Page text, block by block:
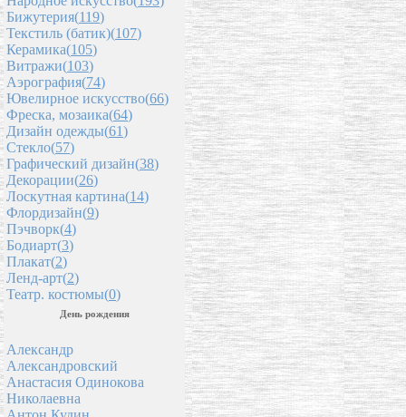
Бижутерия(119)
Текстиль (батик)(107)
Керамика(105)
Витражи(103)
Аэрография(74)
Ювелирное искусство(66)
Фреска, мозаика(64)
Дизайн одежды(61)
Стекло(57)
Графический дизайн(38)
Декорации(26)
Лоскутная картина(14)
Флордизайн(9)
Пэчворк(4)
Бодиарт(3)
Плакат(2)
Ленд-арт(2)
Театр. костюмы(0)
День рождения
Александр
Александровский
Анастасия Одинокова
Николаевна